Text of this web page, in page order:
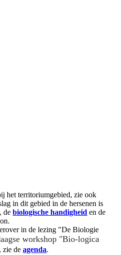
het territoriumgebied, zie ook
in dit gebied in de hersenen is
debiologische handigheid en de
in de lezing "De Biologie
workshop "Bio-logica
, zie deagenda.